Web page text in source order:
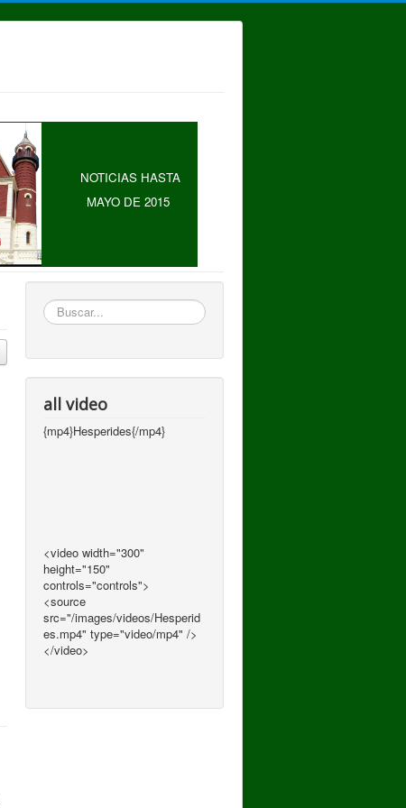
NOTICIAS HASTA
MAYO DE 2015
Buscar
all video
{mp4}Hesperides{/mp4}
<video width="300"
height="150"
controls="controls">
<source
src="/images/videos/Hesperid
es.mp4" type="video/mp4" />
</video>